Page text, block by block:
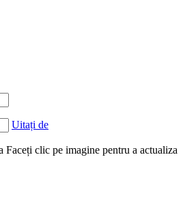
Uitați de
Faceți clic pe imagine pentru a actualiza